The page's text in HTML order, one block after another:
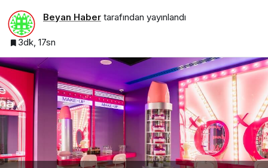
Beyan Haber tarafından yayınlandı
3dk, 17sn